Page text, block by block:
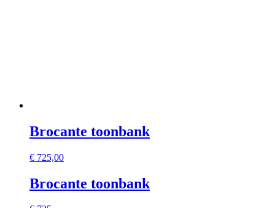
Brocante toonbank
€ 725,00
Brocante toonbank